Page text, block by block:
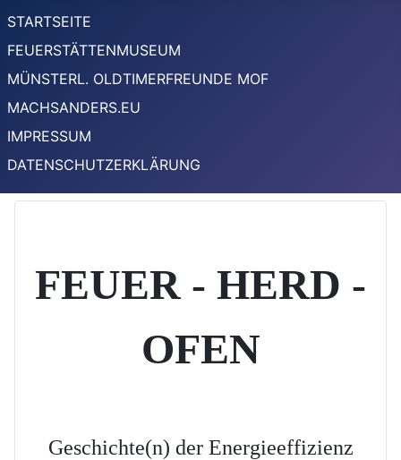
STARTSEITE
FEUERSTÄTTENMUSEUM
MÜNSTERL. OLDTIMERFREUNDE MOF
MACHSANDERS.EU
IMPRESSUM
DATENSCHUTZERKLÄRUNG
FEUER - HERD -
OFEN
Geschichte(n) der Energieeffizienz